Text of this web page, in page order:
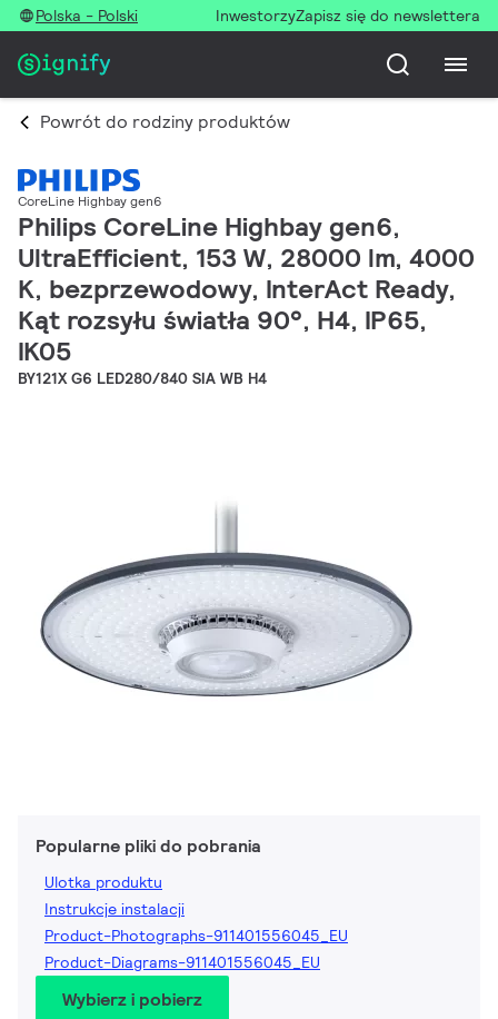
Polska - Polski InwestorzyZapisz się do newslettera
Powrót do rodziny produktów
CoreLine Highbay gen6
Philips CoreLine Highbay gen6,
UltraEfficient, 153 W, 28000 lm, 4000
K, bezprzewodowy, InterAct Ready,
Kąt rozsyłu światła 90°, H4, IP65,
IK05
BY121X G6 LED280/840 SIA WB H4
Popularne pliki do pobrania
Ulotka produktu
Instrukcje instalacji
Product-Photographs-911401556045_EU
Product-Diagrams-911401556045_EU
Wybierz i pobierz